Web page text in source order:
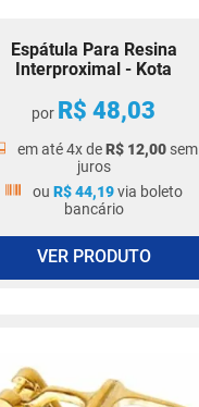
Espátula Para Resina
Interproximal - Kota
por R$ 48,03
em até4x deR$ 12,00 sem
juros
ou R$44,19via boleto
bancário
VER PRODUTO